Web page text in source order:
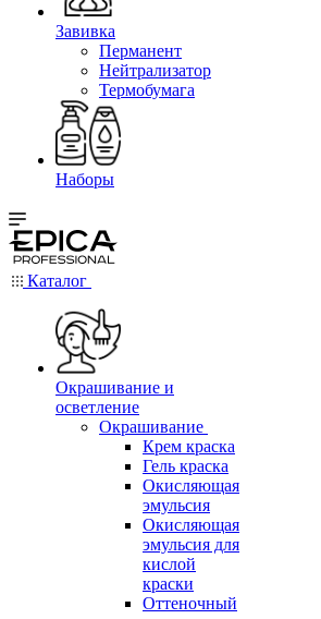
Завивка
Перманент
Нейтрализатор
Термобумага
Наборы
Каталог
Окрашивание и
осветление
Окрашивание
Крем краска
Гель краска
Окисляющая
эмульсия
Окисляющая
эмульсия для
кислой
краски
Оттеночный